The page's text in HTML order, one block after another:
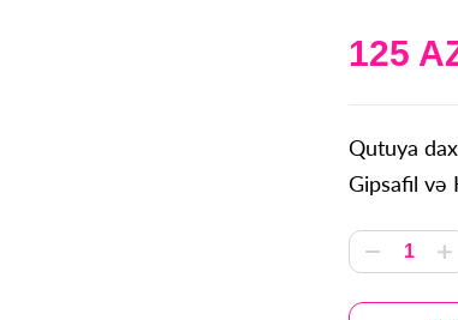
125
Qutuya
Gipsafil və